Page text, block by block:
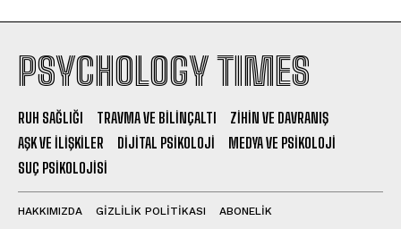
PSYCHOLOGY TIMES
RUH SAĞLIĞI TRAVMA VE BILINÇALTI
ZIHIN VE DAVRANIŞ
AŞK VE İLIŞKILER
DIJITAL PSIKOLOJI
MEDYA VE PSIKOLOJI
SUÇ PSIKOLOJISI
HAKKIMIZDA GIZLILIK POLITIKASI ABONELIK